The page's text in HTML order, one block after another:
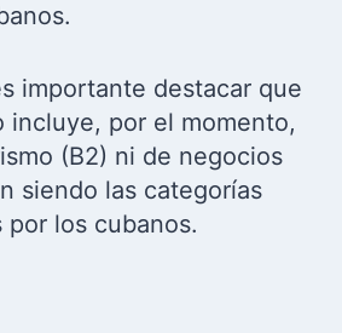
importante destacar que
incluye, por el momento,
(B2) ni de negocios
siendo las categorías
por los cubanos.